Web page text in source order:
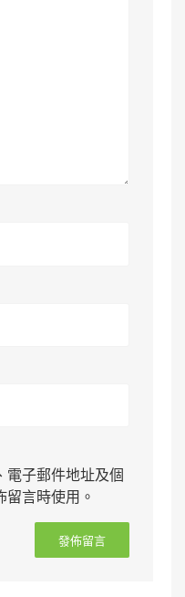
電子郵件地址及個
言時使用。